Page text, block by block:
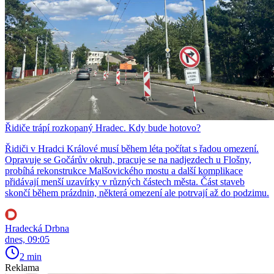
Řidiče trápí rozkopaný Hradec. Kdy bude hotovo?
Řidiči v Hradci Králové musí během léta počítat s řadou omezení.
Opravuje se Gočárův okruh, pracuje se na nadjezdech u Flošny,
probíhá rekonstrukce Malšovického mostu a další komplikace
přidávají menší uzavírky v různých částech města. Část staveb
skončí během prázdnin, některá omezení ale potrvají až do podzimu.
Hradecká Drbna
dnes, 09:05
2 min
Reklama